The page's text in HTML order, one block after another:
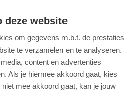
les nuisibles dans
deze website
om gegevens m.b.t. de prestaties
te verzamelen en te analyseren.
content en advertenties
Als je hiermee akkoord gaat, kies
mee akkoord gaat, kan je jouw